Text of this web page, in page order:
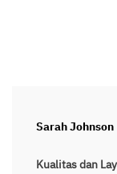
Sarah Johnson
Kualitas dan